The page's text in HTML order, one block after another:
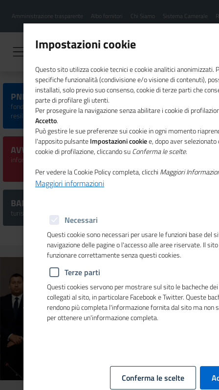
contenuto
Menu
hamburgher
Amministrazione trasparente Albo fornitori Chi Siamo Sistema Camerale
PNRR, SISTEMA CAMERALE E IMPRESE
fondi, iniziative ed eventi dedicati al Piano nazionale di ripresa e
resilienza
AVVISI CERTIFICAZIONE PARITÀ DI GENERE
informazioni per PMI, organismi di certificazione ed esperti
BANDI SISMA B2
turismo cultura sport e inclusione
Impostazioni cookie
Questo sito utilizza cookie tecnici e cookie analitici anonimizzati.
specifiche funzionalità (condivisione e/o visione di contenuti),
installati, solo previo suo consenso, cookie di terze parti che
parte di profilare gli utenti.
Per proseguire la navigazione senza abilitare i cookie di
Accetto.
Può gestire le sue preferenze sui cookie in ogni momento
l'apposito pulsanteImpostazioni cookiee, dopo aver
cookie di profilazione, cliccando suConferma le scelte.
Per vedere la Cookie Policy completa, clicchi Maggiori
Maggiori informazioni
Necessari
Questi cookie sono necessari per usare le funzioni base del
navigazione delle pagine o l'accesso alle aree riservate. Il
funzionare correttamente senza questi cookies.
Terze parti
Questi cookies servono per mostrare sul sito le bacheche
collegati al sito, in particolare Facebook e Twitter. Queste
rendono più completa l'informazione fornita dal sito ma non
per ottenere un'informazione completa.
Conferma le scelte